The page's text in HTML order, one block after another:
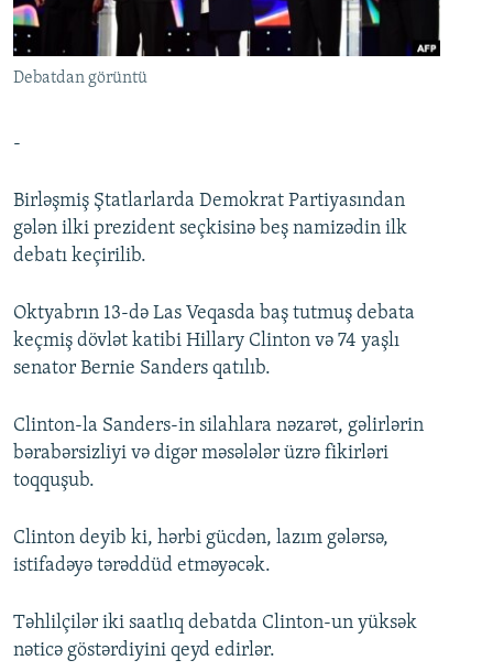
İNFOQRAFIKA
KARIKATURA
AZƏRBAYCAN ƏDƏBIYYATI KITABXANASI
İSLAM VƏ DEMOKRATIYA
MISSIYAMIZ
PEŞƏ ETIKASI VƏ JURNALISTIKA STANDARTLARIMIZ
XƏBƏR BÜLLETENLƏRIMIZ
BIZI IZLƏ
Debatdan görüntü
-
Birləşmiş Ştatlarlarda Demokrat Partiyasından
gələn ilki prezident seçkisinə beş namizədin ilk
debatı keçirilib.
Oktyabrın 13-də Las Veqasda baş tutmuş debata
keçmiş dövlət katibi Hillary Clinton və 74 yaşlı
senator Bernie Sanders qatılıb.
Clinton-la Sanders-in silahlara nəzarət, gəlirlərin
bərabərsizliyi və digər məsələlər üzrə fikirləri
toqquşub.
Clinton deyib ki, hərbi gücdən, lazım gələrsə,
istifadəyə tərəddüd etməyəcək.
Təhlilçilər iki saatlıq debatda Clinton-un yüksək
nəticə göstərdiyini qeyd edirlər.